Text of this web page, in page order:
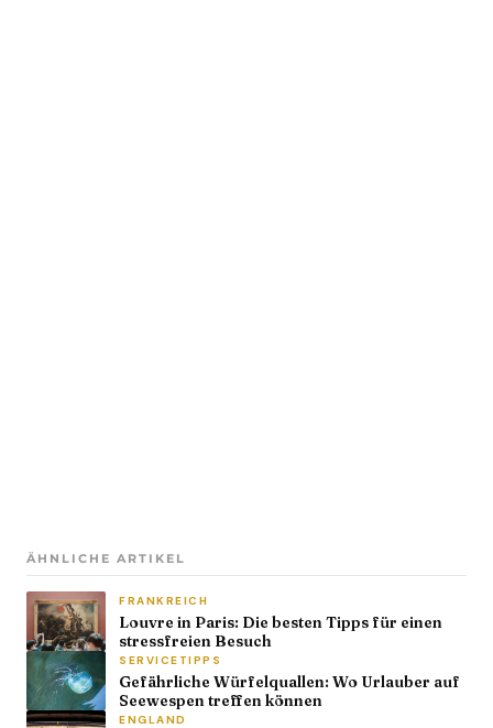
ÄHNLICHE ARTIKEL
FRANKREICH
Louvre in Paris: Die besten Tipps für einen
stressfreien Besuch
SERVICETIPPS
Gefährliche Würfelquallen: Wo Urlauber auf
Seewespen treffen können
ENGLAND